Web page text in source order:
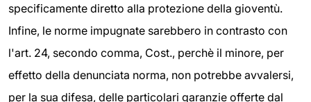
specificamente diretto alla protezione della gioventù.
Infine, le norme impugnate sarebbero in contrasto con
l'art. 24, secondo comma, Cost., perchè il minore, per
effetto della denunciata norma, non potrebbe avvalersi,
per la sua difesa, delle particolari garanzie offerte dal